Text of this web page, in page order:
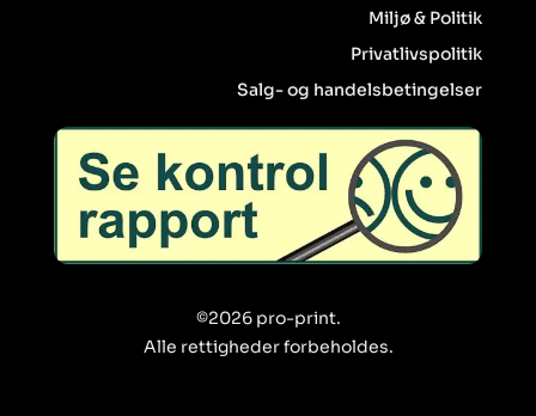
Miljø & Politik
Privatlivspolitik
Salg- og handelsbetingelser
©2026 pro-print.
Alle rettigheder forbeholdes.